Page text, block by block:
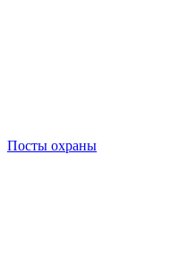
Посты охраны